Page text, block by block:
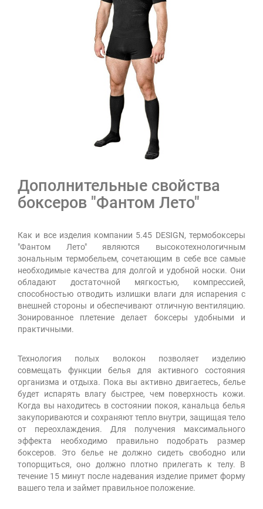
Дополнительные свойства
боксеров "Фантом Лето"
Как и все изделия компании 5.45 DESIGN, термобоксеры
"Фантом Лето" являются высокотехнологичным
зональным термобельем, сочетающим в себе все самые
необходимые качества для долгой и удобной носки. Они
обладают достаточной мягкостью, компрессией,
способностью отводить излишки влаги для испарения с
внешней стороны и обеспечивают отличную вентиляцию.
Зонированное плетение делает боксеры удобными и
практичными.
Технология полых волокон позволяет изделию
совмещать функции белья для активного состояния
организма и отдыха. Пока вы активно двигаетесь, белье
будет испарять влагу быстрее, чем поверхность кожи.
Когда вы находитесь в состоянии покоя, канальца белья
закупориваются и сохраняют тепло внутри, защищая тело
от переохлаждения. Для получения максимального
эффекта необходимо правильно подобрать размер
боксеров. Это белье не должно сидеть свободно или
топорщиться, оно должно плотно прилегать к телу. В
течение 15 минут после надевания изделие примет форму
вашего тела и займет правильное положение.